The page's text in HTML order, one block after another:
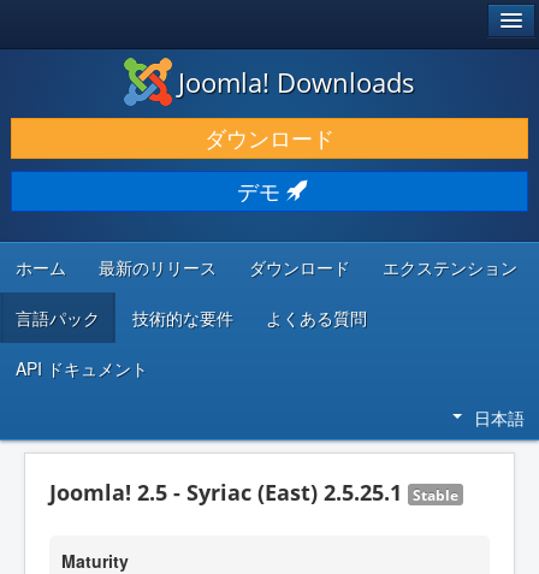
ダウンロードと機能拡張
発見と学び
コミュニティとサポート
開発者向けリソース
Joomla! Downloads
ダウンロード
デモ
ホーム 最新のリリース ダウンロード エクステンション
言語パック 技術的な要件 よくある質問
API ドキュメント
日本語
Joomla! 2.5 - Syriac (East) 2.5.25.1 Stable
Maturity